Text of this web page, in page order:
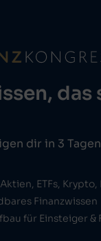
das
dir in 3
ETFs,
Finanzwissen
für Einsteiger